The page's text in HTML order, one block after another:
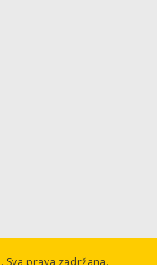
prava zadržana.